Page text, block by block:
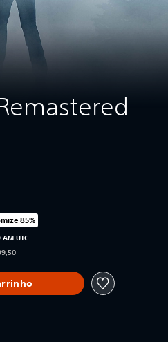
no preço original de R$99,50
85%
UTC